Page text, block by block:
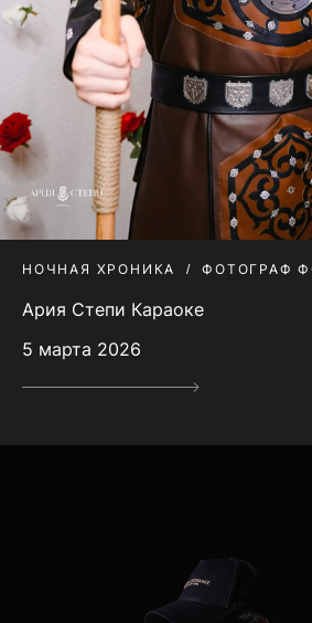
НОЧНАЯ ХРОНИКА ФОТОГРАФ
Ария Степи Караоке
5 марта 2026